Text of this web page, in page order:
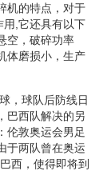
机的特点，对于
用,它还具有以下
空，破碎功率
体磨损小，生产
，球队后防线日
巴西队解决的另
伦敦奥运会男足
于两队曾在奥运
西，使得即将到